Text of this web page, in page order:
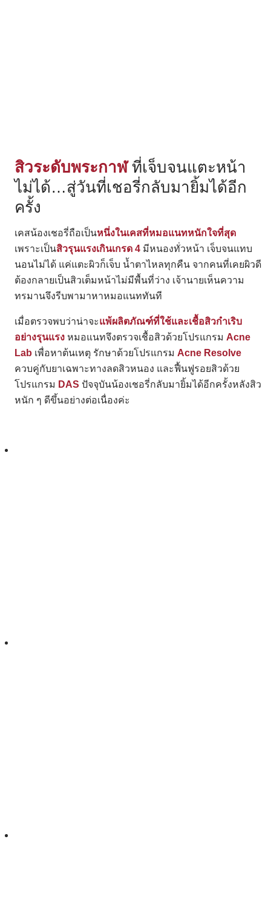
สิวระดับพระกาฬที่เจ็บจนแตะหน้า
ไม่ได้…สู่วันที่เชอรี่กลับมายิ้มได้อีก
ครั้ง
เคสน้องเชอรี่ถือเป็นหนึ่งในเคสที่หมอแนทหนักใจที่สุด
เพราะเป็นสิวรุนแรงเกินเกรด 4 มีหนองทั่วหน้า เจ็บจนแทบ
นอนไม่ได้ แค่แตะผิวก็เจ็บ น้ำตาไหลทุกคืน จากคนที่เคยผิวดี
ต้องกลายเป็นสิวเต็มหน้าไม่มีพื้นที่ว่าง เจ้านายเห็นความ
ทรมานจึงรีบพามาหาหมอแนททันที
เมื่อตรวจพบว่าน่าจะแพ้ผลิตภัณฑ์ที่ใช้และเชื้อสิวกำเริบ
อย่างรุนแรง หมอแนทจึงตรวจเชื้อสิวด้วยโปรแกรม Acne
Lab เพื่อหาต้นเหตุ รักษาด้วยโปรแกรม Acne Resolve
ควบคู่กับยาเฉพาะทางลดสิวหนอง และฟื้นฟูรอยสิวด้วย
โปรแกรม DAS ปัจจุบันน้องเชอรี่กลับมายิ้มได้อีกครั้งหลังสิว
หนัก ๆ ดีขึ้นอย่างต่อเนื่องค่ะ